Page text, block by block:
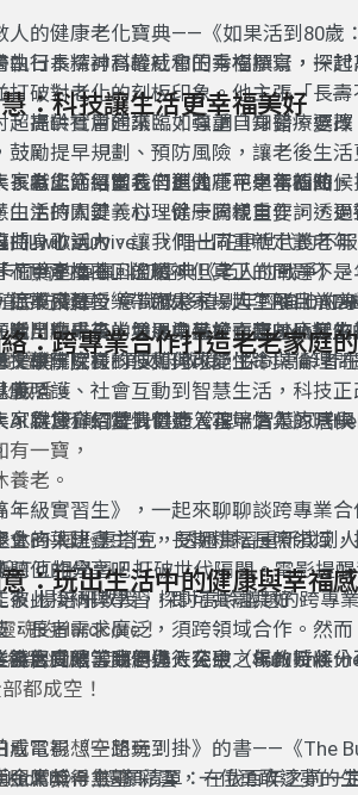
人的健康老化寶典——《如果活到80歲
日本精神科權威和田秀樹撰寫，探討
破對老化的刻板印象。他主張「長
提供實用建議，如尊重自身醫療選
行長探討高齡社會的幸福願景，一起
高齡社會的來臨，強調「知錯、要改
勵提早規劃、預防風險，讓老後生活
者能活得更長、更健康。學習新知
活的關鍵。心理健康同樣重要，透過
身心活力。讓我們一同重新定義老年
花甲幸福曲」的精神！
獻上節目同名自創曲「花甲幸福曲
主持人姜義村、徐一騰親自作詞，更
「I will survive」，唱出花甲世代的不
資產換不回溫暖，但真正的問題不
不只是音樂，而是一場人生
出精采後半場！準備好一起High起來
曲」歌詞＊
只成殘杯，
歲月磨光
臂膀
飯香。
一寶，
老。
，
上~~睡 。
魂的Hardcore！
點病房 渡寒冬！
都成空！
看電視想空想旁！
照常無希無望！
：科技讓生活更幸福美好
為您介紹當我們進入花甲之年的時
爾齊的軍事科幻經典《老人的戰爭》
民防衛軍，意識被移植到年輕強壯的
鬥中成長，並遇見基於亡妻DNA誕生
故事探討科技如何改變生命與倫理問
義？
業良教授，帶領大家一起了解目前
，在未來的發展中又會面臨甚麼樣的
提供什麼樣的便利與可能性！
文學院院長-須文蔚教授，探討高齡者
康照護、社會互動到智慧生活，科技正
健康顧問提升健康管理，智慧家居
讓退休生活更豐富。然而，數位落差
府與企業應推動適老化技術、社區學
務，幫助長者融入數位社會，共創友
老。
欣賞科幻愛情電影《雲端情人》（
作的配樂，完美烘托電影的浪漫與憂
多，愛上人工智慧莎曼珊，從陪伴到
影探討科技如何影響人際關係，挑戰
中成長，學會放下過去。
為您介紹當我們進入花甲之年的時
年級實習生》，一起來聊聊談跨專業
商人班·惠塔克，透過實習重新找到
汀互相學習，打破世代隔閡。電影提醒
此接納與學習，即可共融共好。
的葉建鑫主任，長期耕耘長照領域，
聽他的分享吧！
-楊培珊教授，探討高齡議題的跨專業
長者需求廣泛，須跨領域合作。然而
展受限等問題仍待突破。楊教授將
帶領我們深入了解跨領域合作的關鍵
舌團體，順伊與七公主（Suni and
拿鐵嗎？〉。由七位80歲以上女性組
印象，展現活力與創意。歌曲內容圍繞
拿鐵嗎？〉便是探討代溝與職場倫理，
強調互相理解的重要性。她們的成功
：玩出生活中的健康與幸福感
您介紹當我們進入花甲之年的時候
成電影《一路玩到掛》的書——《The
It》（還願清單：在我百年之前一
金鷹獎得主-廖彩雲，一位勇敢逐夢的